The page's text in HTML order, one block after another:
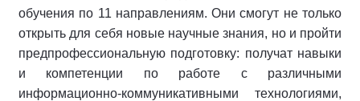
обучения по 11 направлениям. Они смогут не только
открыть для себя новые научные знания, но и пройти
предпрофессиональную подготовку: получат навыки
и компетенции по работе с различными
информационно-коммуникативными технологиями,